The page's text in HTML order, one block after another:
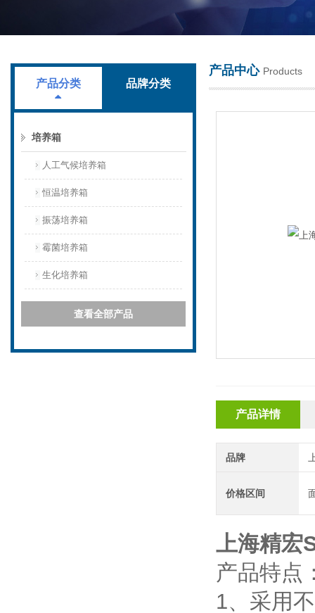
产品分类 品牌分类
培养箱
人工气候培养箱
恒温培养箱
振荡培养箱
霉菌培养箱
生化培养箱
查看全部产品
产品中心 Products
产品详情
品牌
价格区间
上海精宏
产品特点
1、采用